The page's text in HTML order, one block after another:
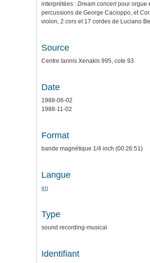
interprétées : Dream concertpour orgue
percussions de George Cacioppo, et
violon, 2 cors et 17 cordes de Luciano
Source
Centre Iannis Xenakis 995, cote 93
Date
1988-06-02
1988-11-02
Format
bande magnétique 1/4 inch (00:26:51)
Langue
en
Type
sound recording-musical
Identifiant